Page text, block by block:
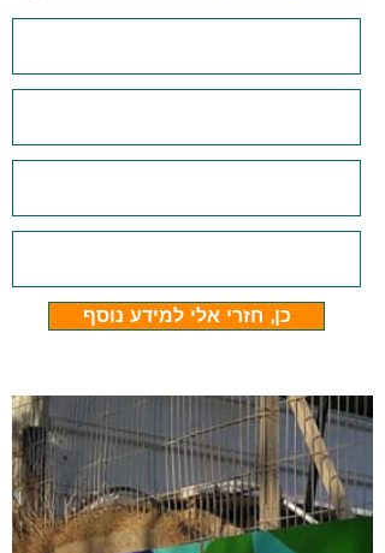
כן, חזרי אלי למידע נוסף